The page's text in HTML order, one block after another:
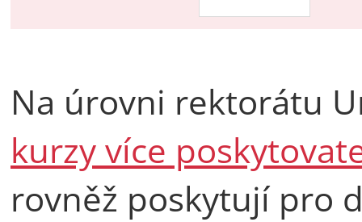
Na úrovni rektorátu
kurzy více
rovněž poskytují pro